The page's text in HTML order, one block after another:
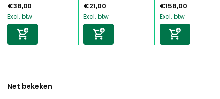
€38,00
Excl. btw
€21,00
Excl. btw
€158,00
Excl. btw
Net bekeken